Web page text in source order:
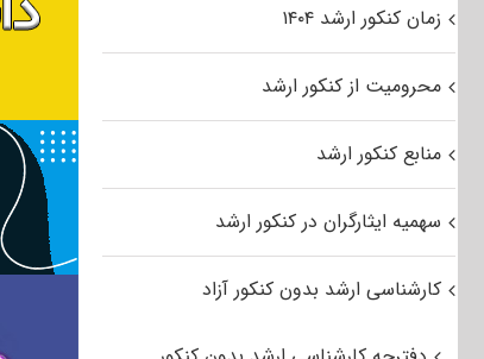
زمان کنکور ارشد ۱۴۰۴
محرومیت از کنکور ارشد
منابع کنکور ارشد
سهمیه ایثارگران در کنکور ارشد
کارشناسی ارشد بدون کنکور آزاد